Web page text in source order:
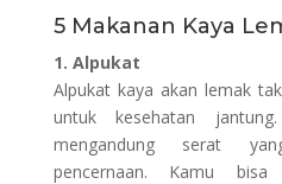
5 Makanan Kaya
1. Alpukat
Alpukat kaya akan lemak
untuk kesehatan
mengandung serat
pencernaan. Kamu bisa